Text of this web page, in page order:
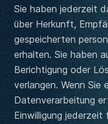
Sie haben jederzeit
über Herkunft,
gespeicherten
erhalten. Sie haben
Berichtigung oder
verlangen. Wenn Sie
Datenverarbeitung
Einwilligung